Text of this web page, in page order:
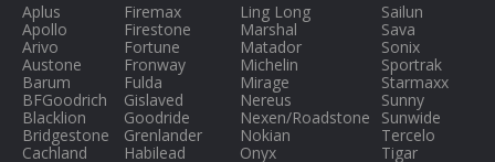
Aplus
Apollo
Arivo
Austone
Barum
BFGoodrich
Blacklion
Bridgestone
Cachland
Firemax
Firestone
Fortune
Fronway
Fulda
Gislaved
Goodride
Grenlander
Habilead
Ling Long
Marshal
Matador
Michelin
Mirage
Nereus
Nexen/Roadstone
Nokian
Onyx
Sailun
Sava
Sonix
Sportrak
Starmaxx
Sunny
Sunwide
Tercelo
Tigar